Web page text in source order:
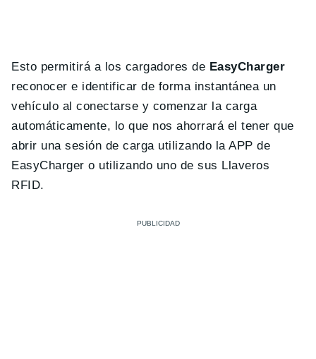
Esto permitirá a los cargadores de EasyCharger
reconocer e identificar de forma instantánea un
vehículo al conectarse y comenzar la carga
automáticamente, lo que nos ahorrará el tener que
abrir una sesión de carga utilizando la APP de
EasyCharger o utilizando uno de sus Llaveros
RFID.